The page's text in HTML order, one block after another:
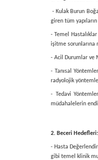
- Kulak Burun
giren tüm
- Temel
işitme sorunlarına
- Acil Durumlar ve
- Tanısal
radyolojik
- Tedavi
müdahalelerin
2. Beceri Hedefleri:
- Hasta
gibi temel klinik